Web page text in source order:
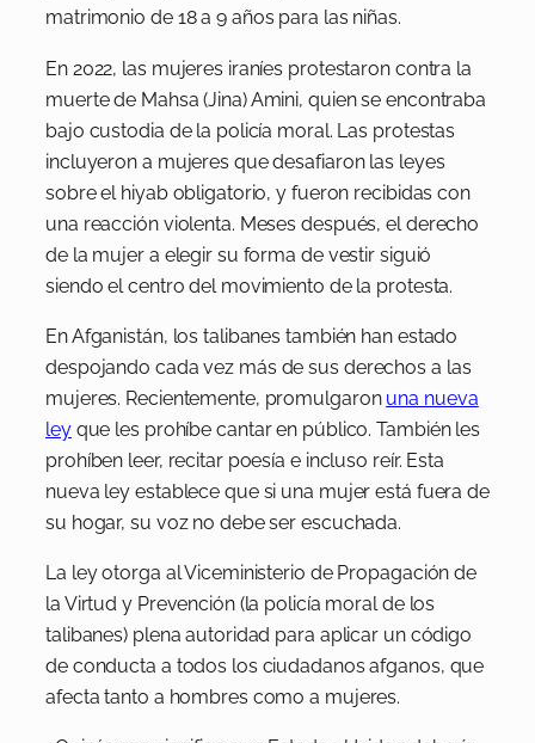
matrimonio de 18 a 9 años para las niñas.
En 2022, las mujeres iraníes protestaron contra la
muerte de Mahsa (Jina) Amini, quien se encontraba
bajo custodia de la policía moral. Las protestas
incluyeron a mujeres que desafiaron las leyes
sobre el hiyab obligatorio, y fueron recibidas con
una reacción violenta. Meses después, el derecho
de la mujer a elegir su forma de vestir siguió
siendo el centro del movimiento de la protesta.
En Afganistán, los talibanes también han estado
despojando cada vez más de sus derechos a las
mujeres. Recientemente, promulgaron una nueva
leyque les prohíbe cantar en público. También les
prohíben leer, recitar poesía e incluso reír. Esta
nueva ley establece que si una mujer está fuera de
su hogar, su voz no debe ser escuchada.
La ley otorga al Viceministerio de Propagación de
la Virtud y Prevención (la policía moral de los
talibanes) plena autoridad para aplicar un código
de conducta a todos los ciudadanos afganos, que
afecta tanto a hombres como a mujeres.